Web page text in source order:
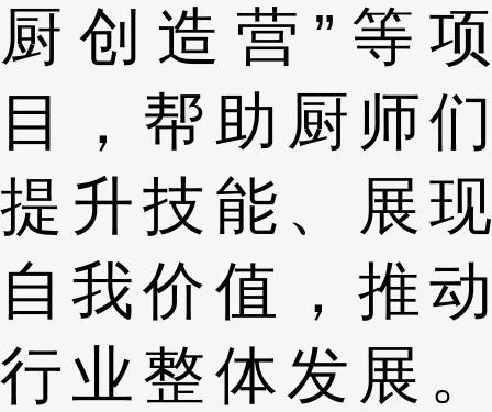
厨创造营”等项
目，帮助厨师们
提升技能、展现
自我价值，推动
行业整体发展。